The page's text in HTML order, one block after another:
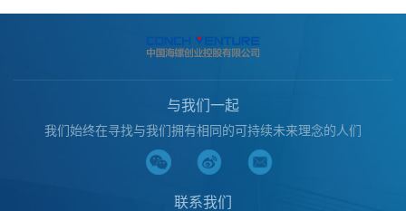
与我们一起
我们始终在寻找与我们拥有相同的可持续未来理念的人们
联系我们